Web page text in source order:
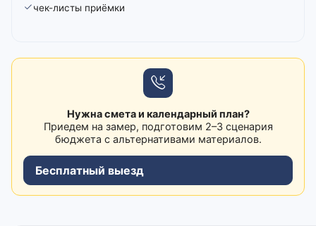
чек-листы приёмки
Нужна смета и календарный план?
Приедем на замер, подготовим 2–3 сценария
бюджета с альтернативами материалов.
Бесплатный выезд